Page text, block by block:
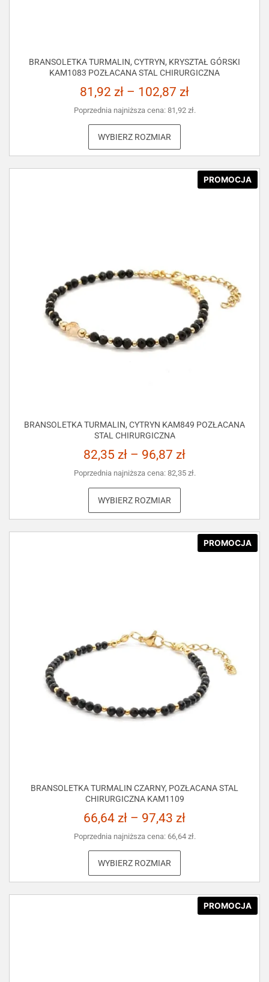
BRANSOLETKA TURMALIN, CYTRYN, KRYSZTAŁ GÓRSKI
KAM1083 POZŁACANA STAL CHIRURGICZNA
81,92 zł – 102,87 zł
Poprzednia najniższa cena: 81,92 zł.
WYBIERZ ROZMIAR
PROMOCJA
BRANSOLETKA TURMALIN, CYTRYN KAM849 POZŁACANA
STAL CHIRURGICZNA
82,35 zł – 96,87 zł
Poprzednia najniższa cena: 82,35 zł.
WYBIERZ ROZMIAR
PROMOCJA
BRANSOLETKA TURMALIN CZARNY, POZŁACANA STAL
CHIRURGICZNA KAM1109
66,64 zł – 97,43 zł
Poprzednia najniższa cena: 66,64 zł.
WYBIERZ ROZMIAR
PROMOCJA